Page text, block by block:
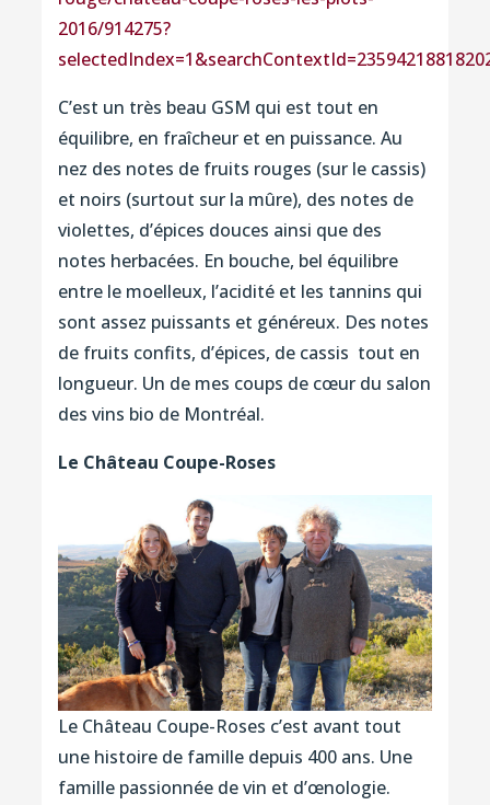
2016/914275?
C’est un très beau GSM qui est tout en
équilibre, en fraîcheur et en puissance. Au
nez des notes de fruits rouges (sur le cassis)
et noirs (surtout sur la mûre), des notes de
violettes, d’épices douces ainsi que des
notes herbacées. En bouche, bel équilibre
entre le moelleux, l’acidité et les tannins qui
sont assez puissants et généreux. Des notes
de fruits confits, d’épices, de cassis tout en
longueur. Un de mes coups de cœur du salon
des vins bio de Montréal.
Le Château Coupe-Roses
Le Château Coupe-Roses c’est avant tout
une histoire de famille depuis 400 ans. Une
famille passionnée de vin et d’œnologie.